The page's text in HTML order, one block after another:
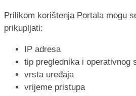
Prilikom korištenja Portala mogu
prikupljati:
IP adresa
tip preglednika i operativnog
vrsta uređaja
vrijeme pristupa